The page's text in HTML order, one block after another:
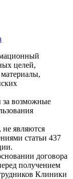
целей,
возможные
являются
статьи 437
договора
получением
Клиники